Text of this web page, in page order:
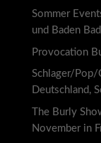
Sommer
und Baden
Provocation
Schlager/Pop/
Deutschland,
The Burly
November in